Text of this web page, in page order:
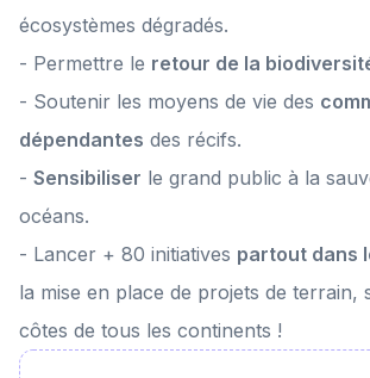
Une immersion au cœur de notre mission qui
respiration, la confiance et la connexion à l’océan
véritables leviers de protection. La projection a été suivie d’un
échange Juliette Villechanoux, chargée de
chez Coral Guardian, Anne-Sophie Mouraud et
apnéistes professionnelles de Coexistence Crew,
Fédération AIDA France En 2026, « Coexistence – When We Breathe
Together » poursuivra sa route à travers festivals,
entreprises et lieux engagés. Merci de
écosystèmes dégradés.
- Permettre le retour de la
- Soutenir les moyens de vie des
dépendantes des récifs.
- Sensibiliser le grand public à la
océans.
- Lancer + 80 initiatives partout dans
la mise en place de projets de terrain,
côtes de tous les continents !